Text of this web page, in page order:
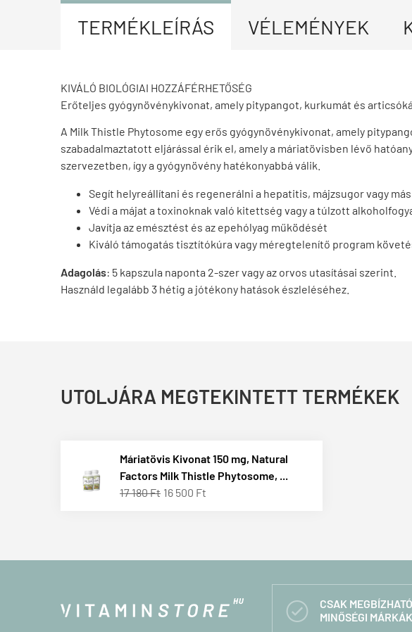
TERMÉKLEÍRÁS VÉLEMÉNYEK
KIVÁLÓ BIOLÓGIAI HOZZÁFÉRHETŐSÉG
Erőteljes gyógynövénykivonat, amely pitypangot, kurkumát és
A Milk Thistle Phytosome egy erős gyógynövénykivonat, amely
szabadalmaztatott eljárással érik el, amely a máriatövisben lévő
szervezetben, így a gyógynövény hatékonyabbá válik.
Segít helyreállítani és regenerálni a hepatitis, májzsugor vagy
Védi a májat a toxinoknak való kitettség vagy a túlzott
Javítja az emésztést és az epehólyag működését
Kiváló támogatás tisztítókúra vagy méregtelenítő program
Adagolás: 5 kapszula naponta 2-szer vagy az orvos utasításai szerint.
Használd legalább 3 hétig a jótékony hatások észleléséhez.
UTOLJÁRA MEGTEKINTETT TERMÉKEK
Máriatövis Kivonat 150 mg, Natural
Factors Milk Thistle Phytosome, ...
17 180 Ft 16 500 Ft

CSAK
MINŐSÉGI MÁRKÁK